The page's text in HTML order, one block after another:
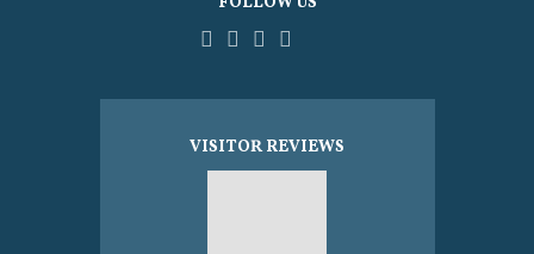
FacebookYouTubePinterest
VISITOR REVIEWS